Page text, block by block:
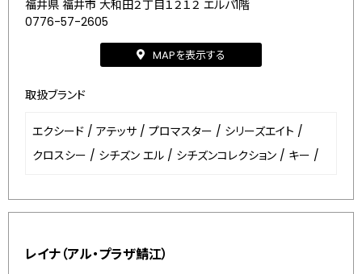
福井県 福井市 大和田２丁目１２１２ エルパ1階
0776-57-2605
MAPを表示する
取扱ブランド
エクシード / アテッサ / プロマスター / シリーズエイト /
クロスシー / シチズン エル / シチズンコレクション / キー /
レイナ（アル・プラザ鯖江）